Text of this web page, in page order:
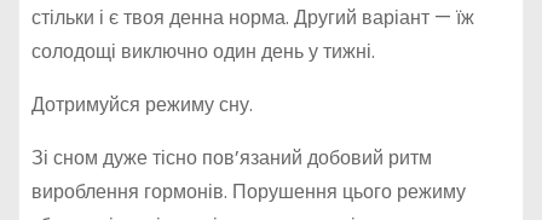
стільки і є твоя денна норма. Другий варіант — їж
солодощі виключно один день у тижні.
Дотримуйся режиму сну.
Зі сном дуже тісно пов’язаний добовий ритм
вироблення гормонів. Порушення цього режиму